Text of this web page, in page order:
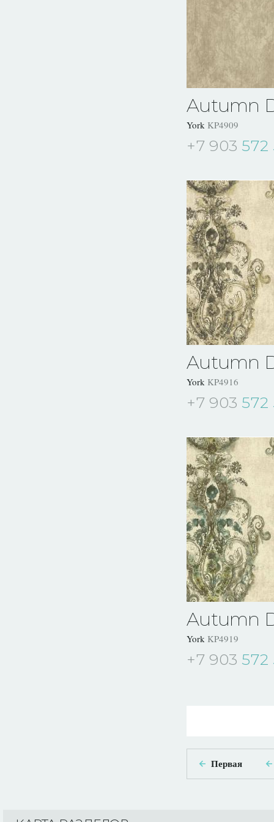
Autumn
York KP4909
+7 903 572
Autumn
York KP4916
+7 903 572
Autumn
York KP4919
+7 903 572
Первая